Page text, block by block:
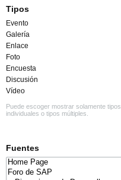
Tipos
Evento
Galería
Enlace
Foto
Encuesta
Discusión
Vídeo
Puede escoger mostrar solamente tipos
individuales o tipos múltiples.
Fuentes